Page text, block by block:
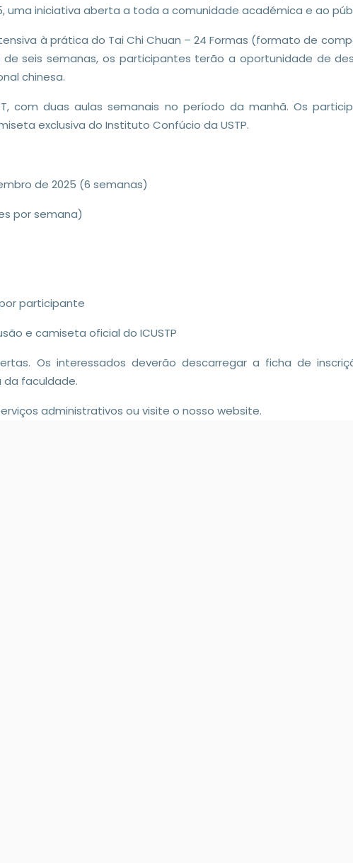
uma iniciativa aberta a toda a comunidade académica e ao
à prática do Tai Chi Chuan – 24 Formas (formato de
de seis semanas, os participantes terão a oportunidade de
chinesa.
com duas aulas semanais no período da manhã. Os
exclusiva do Instituto Confúcio da USTP.
de 2025 (6 semanas)
por semana)
participante
e camiseta oficial do ICUSTP
Os interessados deverão descarregar a ficha de
faculdade.
administrativos ou visite o nosso website.